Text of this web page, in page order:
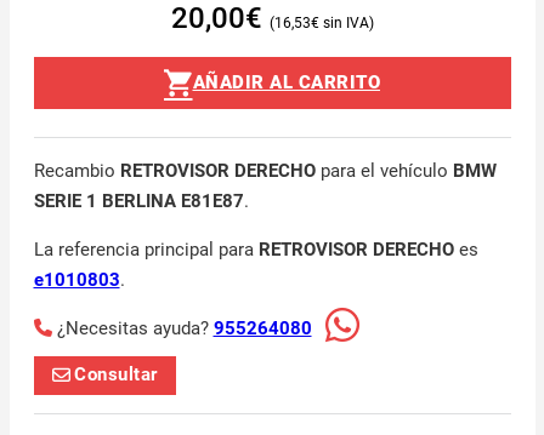
20,00€ 16,53€
AÑADIR AL CARRITO
Recambio RETROVISOR DERECHOpara el vehículo BMW
SERIE 1 BERLINA E81E87.
La referencia principal para RETROVISOR DERECHOes
e1010803.
¿Necesitas ayuda? 955264080
Consultar